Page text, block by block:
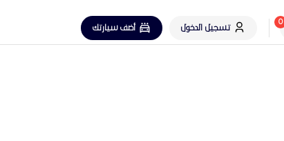
0
تسجيل الدخول
أضف سيارتك